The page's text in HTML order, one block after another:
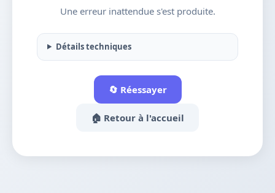
Une erreur inattendue s'est produite.
Détails techniques
🔄 Réessayer
🏠 Retour à l'accueil